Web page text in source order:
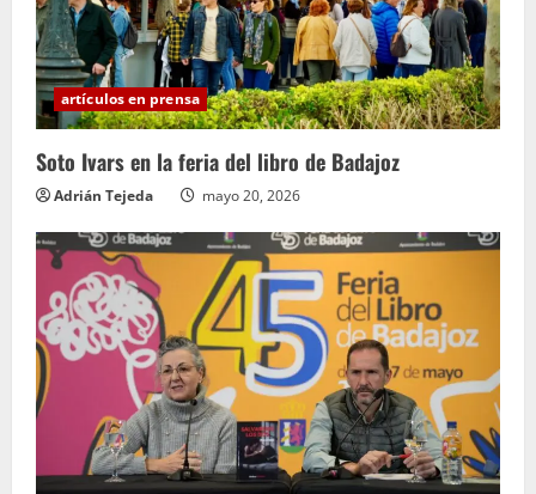
artículos en prensa
Soto Ivars en la feria del libro de Badajoz
Adrián Tejeda mayo 20, 2026